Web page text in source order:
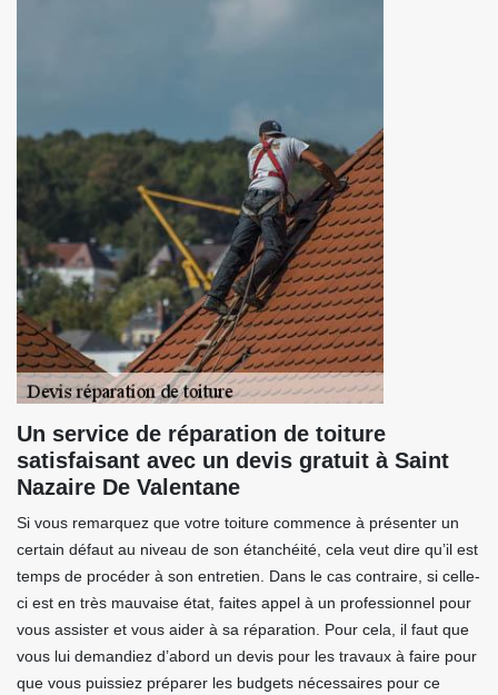
Un service de réparation de toiture
satisfaisant avec un devis gratuit à Saint
Nazaire De Valentane
Si vous remarquez que votre toiture commence à présenter un
certain défaut au niveau de son étanchéité, cela veut dire qu’il est
temps de procéder à son entretien. Dans le cas contraire, si celle-
ci est en très mauvaise état, faites appel à un professionnel pour
vous assister et vous aider à sa réparation. Pour cela, il faut que
vous lui demandiez d’abord un devis pour les travaux à faire pour
que vous puissiez préparer les budgets nécessaires pour ce